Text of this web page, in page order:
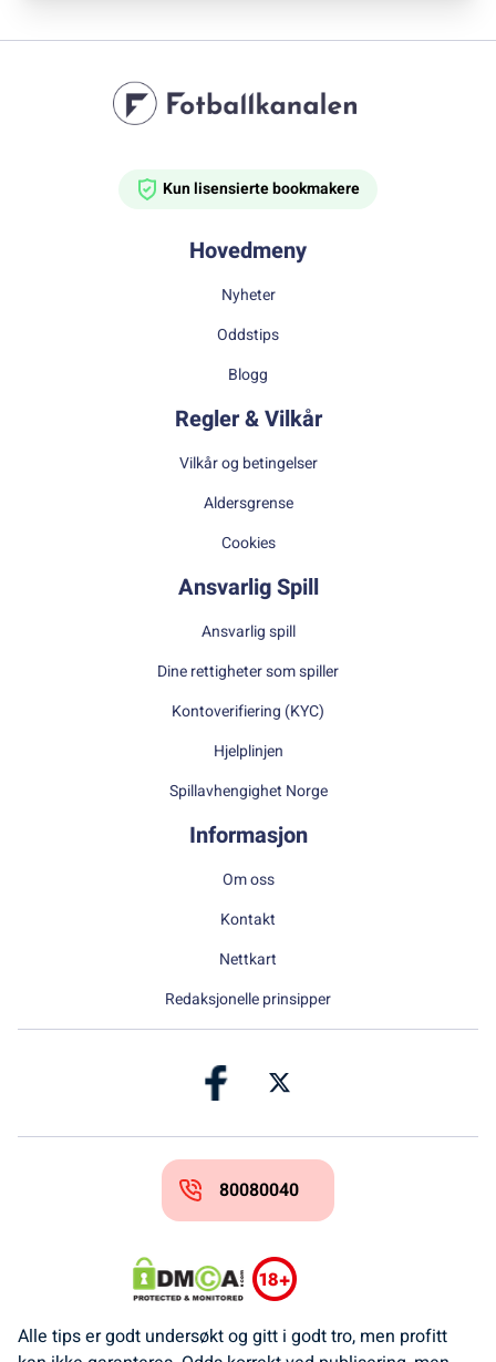
Kun lisensierte bookmakere
Hovedmeny
Nyheter
Oddstips
Blogg
Regler & Vilkår
Vilkår og betingelser
Aldersgrense
Cookies
Ansvarlig Spill
Ansvarlig spill
Dine rettigheter som spiller
Kontoverifiering (KYC)
Hjelplinjen
Spillavhengighet Norge
Informasjon
Om oss
Kontakt
Nettkart
Redaksjonelle prinsipper
80080040
Alle tips er godt undersøkt og gitt i godt tro, men profitt